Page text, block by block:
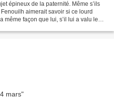
épineux de la paternité. Même s’ils
aimerait savoir si ce lourd
même façon que lui, s’il lui a valu les